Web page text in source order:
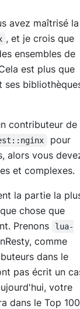
avez maîtrisé la
, et je crois que
ensembles de
est plus que
ses
contributeur de
pour
alors vous
et complexes.
la partie la
chose que
Prenons
lua-
comme
dans le
pas écrit un
votre
dans le Top